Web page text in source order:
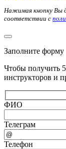
Нажимая кнопку Вы
соответствии с
Заполните форму
Чтобы получить
инструкторов и
ФИО
Телеграм
Телефон